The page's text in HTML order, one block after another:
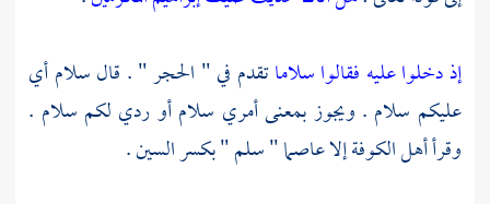
إذ دخلوا عليه فقالوا سلاماتقدم في " الحجر " . قال سلام أي
عليكم سلام . ويجوز بمعنى أمري سلام أو ردي لكم سلام .
وقرأأهلالكوفةإلاعاصما" سلم " بكسر السين .